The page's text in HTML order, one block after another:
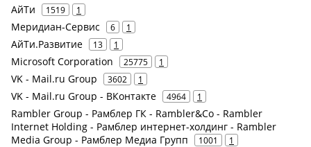
АйТи 1519 1
Меридиан-Сервис 6 1
АйТи.Развитие 13 1
Microsoft Corporation 25775 1
VK - Mail.ru Group 3602 1
VK - Mail.ru Group - ВКонтакте 4964 1
Rambler Group - Рамблер ГК - Rambler&Co - Rambler
Internet Holding - Рамблер интернет-холдинг - Rambler
Media Group - Рамблер Медиа Групп
1001 1